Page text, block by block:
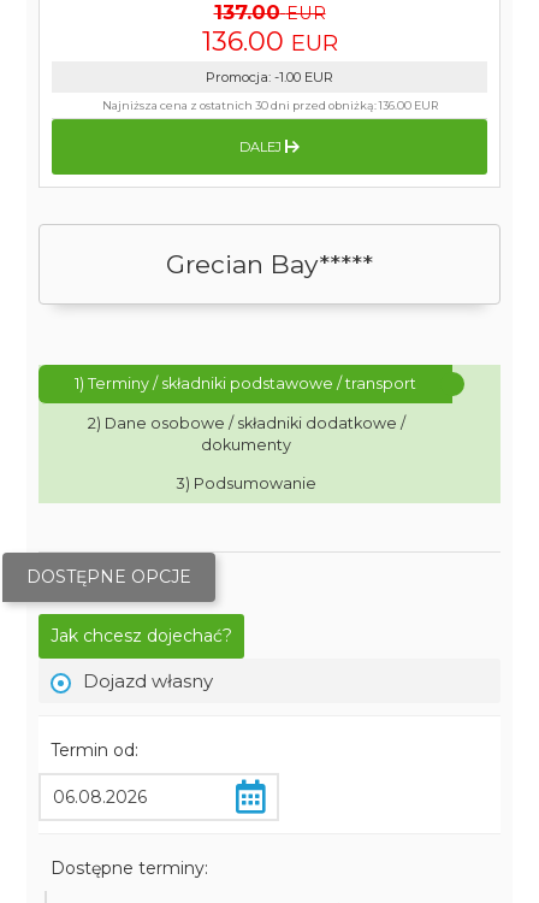
Grecian Bay*****
1) Terminy / składniki podstawowe / transport
2) Dane osobowe / składniki dodatkowe /
dokumenty
3) Podsumowanie
DOSTĘPNE OPCJE
Jak chcesz dojechać?
Dojazd własny
Termin od:
Dostępne terminy:
137.00 EUR
136.00 EUR
Promocja: -1.00 EUR
Najniższa cena z ostatnich 30 dni przed obniżką:136.00 EUR
DALEJ